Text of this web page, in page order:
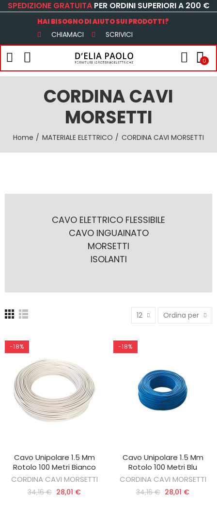
SPEDIZIONE GRATUITA PER ORDINI SUPERIORI A 200 €
HAI BISOGNO DI AIUTO SUI PRODOTTI?
CHIAMACI SCRIVICI
0
CORDINA CAVI
MORSETTI
Home MATERIALE ELETTRICO CORDINA CAVI MORSETTI
CAVO ELETTRICO FLESSIBILE
CAVO INGUAINATO
MORSETTI
ISOLANTI
12 Ordina per
-18%
AGGIUNGI AL CARRELLO
Cavo Unipolare 1.5 Mm
Rotolo 100 Metri Bianco
CORDINA CAVI MORSETTI
34,16 € 28,01 €
-18%
AGGIUNGI AL CARRELLO
Cavo Unipolare 1.5 Mm
Rotolo 100 Metri Blu
CORDINA CAVI MORSETTI
34,16 € 28,01 €